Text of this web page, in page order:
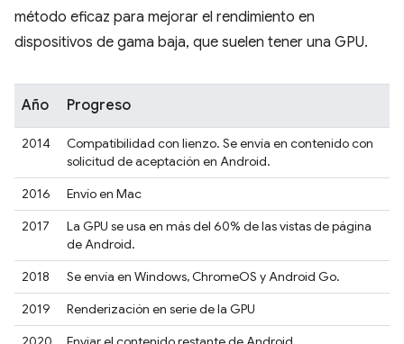
método eficaz para mejorar el rendimiento en
dispositivos de gama baja, que suelen tener una GPU.
Año Progreso
2014
Compatibilidad con lienzo. Se envía en contenido con
solicitud de aceptación en Android.
2016
Envío en Mac
2017
La GPU se usa en más del 60% de las vistas de página
de Android.
2018
Se envía en Windows, ChromeOS y Android Go.
2019
Renderización en serie de la GPU